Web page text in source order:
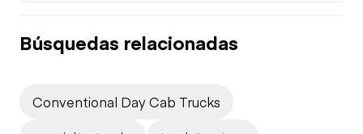
Búsquedas relacionadas
Conventional Day Cab Trucks